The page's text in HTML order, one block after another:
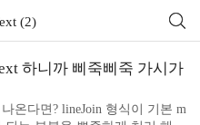
(2)
하니까 삐죽삐죽 가시가
온다면? lineJoin 형식이 기본 m